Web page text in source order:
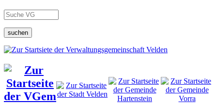
suchen